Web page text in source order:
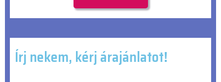
Írj nekem, kérj árajánlatot!